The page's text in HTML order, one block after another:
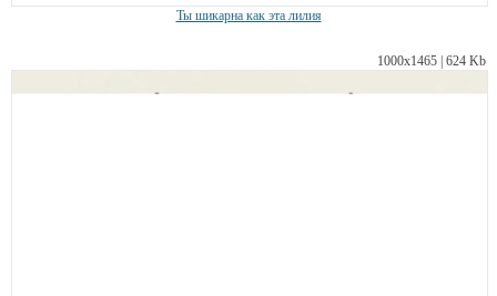
Ты шикарна как эта лилия
1000х1465 | 624 Kb